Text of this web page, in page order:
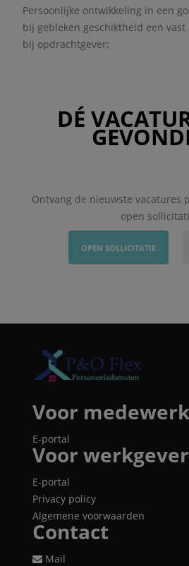
Persoonlijke ontwikkeling in een
bij gebleken geschiktheid een
bij opdrachtgever;
DÉ
Ontvang de nieuwste vacatures
open
OPEN SOLLICITATIE
Voor
E-portal
Voor
E-portal
Privacy policy
Algemene voorwaarden
Contact
Mail